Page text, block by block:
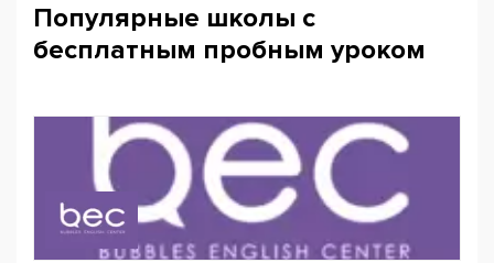
Популярные школы с
бесплатным пробным уроком